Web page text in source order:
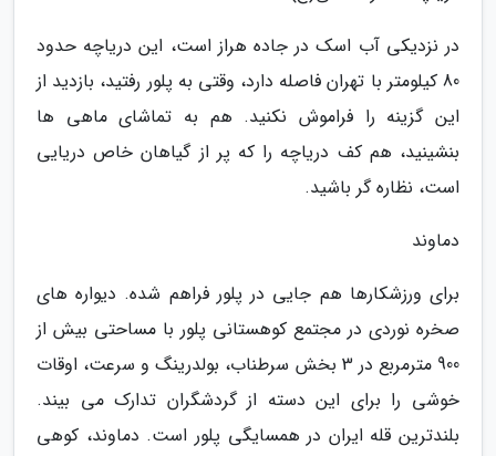
در نزدیکی آب اسک در جاده هراز است، این دریاچه حدود
80 کیلومتر با تهران فاصله دارد، وقتی به پلور رفتید، بازدید از
این گزینه را فراموش نکنید. هم به تماشای ماهی ها
بنشینید، هم کف دریاچه را که پر از گیاهان خاص دریایی
است، نظاره گر باشید.
دماوند
برای ورزشکارها هم جایی در پلور فراهم شده. دیواره های
صخره نوردی در مجتمع کوهستانی پلور با مساحتی بیش از
900 مترمربع در 3 بخش سرطناب، بولدرینگ و سرعت، اوقات
خوشی را برای این دسته از گردشگران تدارک می بیند.
بلندترین قله ایران در همسایگی پلور است. دماوند، کوهی